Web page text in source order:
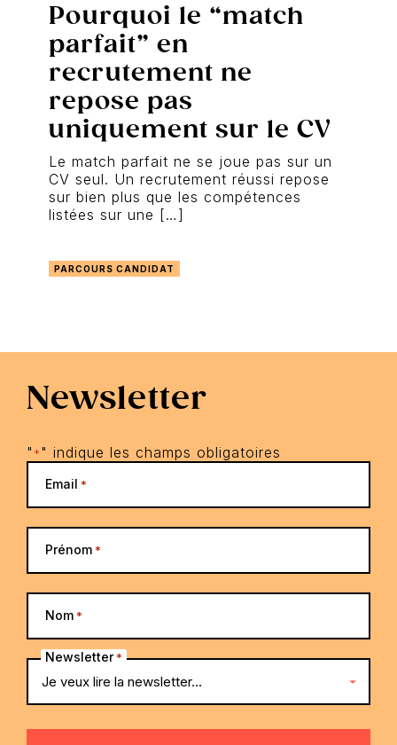
Pourquoi le “match
parfait” en
recrutement ne
repose pas
uniquement sur le CV
Le match parfait ne se joue pas sur un
CV seul. Un recrutement réussi repose
sur bien plus que les compétences
listées sur une […]
PARCOURS CANDIDAT
Newsletter
" *" indique les champs obligatoires
Email *
Prénom *
Nom *
Newsletter *